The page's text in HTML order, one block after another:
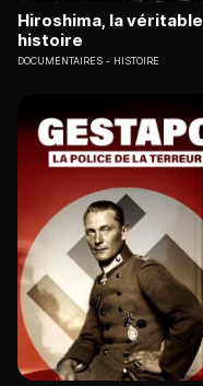
Hiroshima, la véritable
histoire
DOCUMENTAIRES HISTOIRE